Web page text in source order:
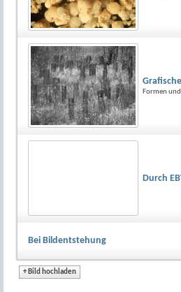
Formen
Durch
Bei Bildentstehung
+Bild hochladen